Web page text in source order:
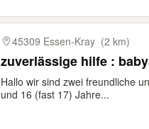
45309 Essen-Kray (2 km)
zuverlässige hilfe :
Hallo wir sind zwei freundliche
und 16 (fast 17) Jahre...